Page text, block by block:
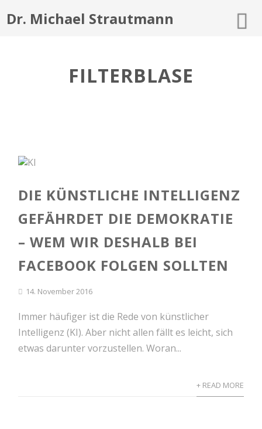
Dr. Michael Strautmann
FILTERBLASE
DIE KÜNSTLICHE INTELLIGENZ
GEFÄHRDET DIE DEMOKRATIE
– WEM WIR DESHALB BEI
FACEBOOK FOLGEN SOLLTEN
14. November 2016
Immer häufiger ist die Rede von künstlicher
Intelligenz (KI). Aber nicht allen fällt es leicht, sich
etwas darunter vorzustellen. Woran...
+ READ MORE